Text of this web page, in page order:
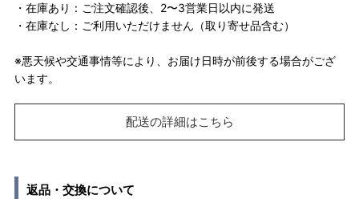
・在庫あり：ご注文確認後、2〜3営業日以内に発送
・在庫なし：ご利用いただけません（取り寄せ品含む）
※悪天候や交通事情等により、お届け日時が前後する場合がござ
います。
配送の詳細はこちら
返品・交換について